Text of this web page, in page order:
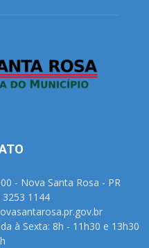
- Nova Santa Rosa - PR
1144
à Sexta: 8h - 11h30 e 13h30